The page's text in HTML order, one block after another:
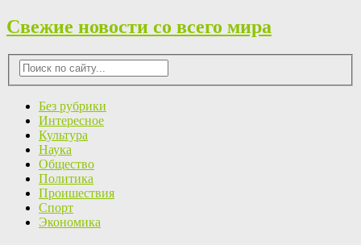
Свежие новости со всего мира
Без рубрики
Интересное
Культура
Наука
Общество
Политика
Проишествия
Спорт
Экономика